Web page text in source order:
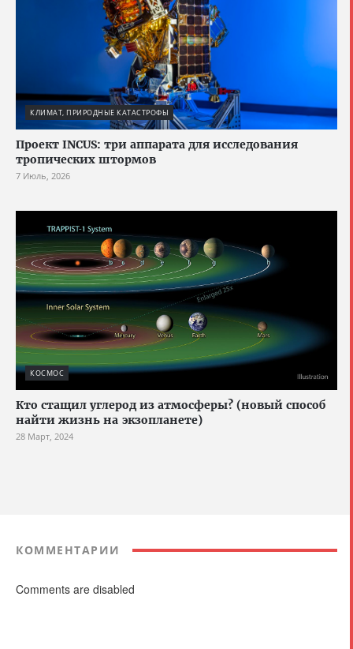
КЛИМАТ, ПРИРОДНЫЕ КАТАСТРОФЫ
Проект INCUS: три аппарата для исследования
тропических штормов
7 Июль, 2026
КОСМОС
Кто стащил углерод из атмосферы? (новый способ
найти жизнь на экзопланете)
28 Март, 2024
КОММЕНТАРИИ
Comments are disabled